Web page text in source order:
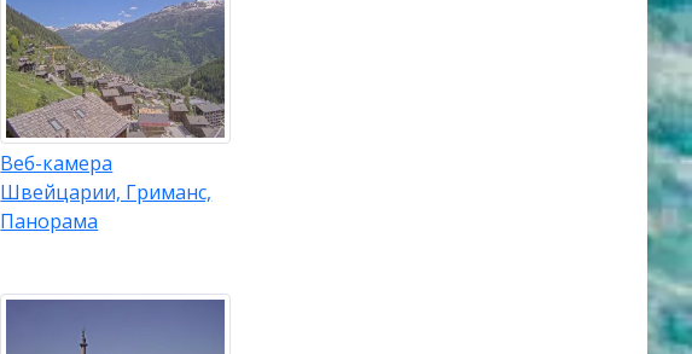
Веб-камера
Швейцарии, Гриманс,
Панорама